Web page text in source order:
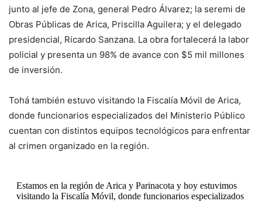
junto al jefe de Zona, general Pedro Álvarez; la seremi de
Obras Públicas de Arica, Priscilla Aguilera; y el delegado
presidencial, Ricardo Sanzana. La obra fortalecerá la labor
policial y presenta un 98% de avance con $5 mil millones
de inversión.
Tohá también estuvo visitando la Fiscalía Móvil de Arica,
donde funcionarios especializados del Ministerio Público
cuentan con distintos equipos tecnológicos para enfrentar
al crimen organizado en la región.
Estamos en la región de Arica y Parinacota y hoy estuvimos
visitando la Fiscalía Móvil, donde funcionarios especializados